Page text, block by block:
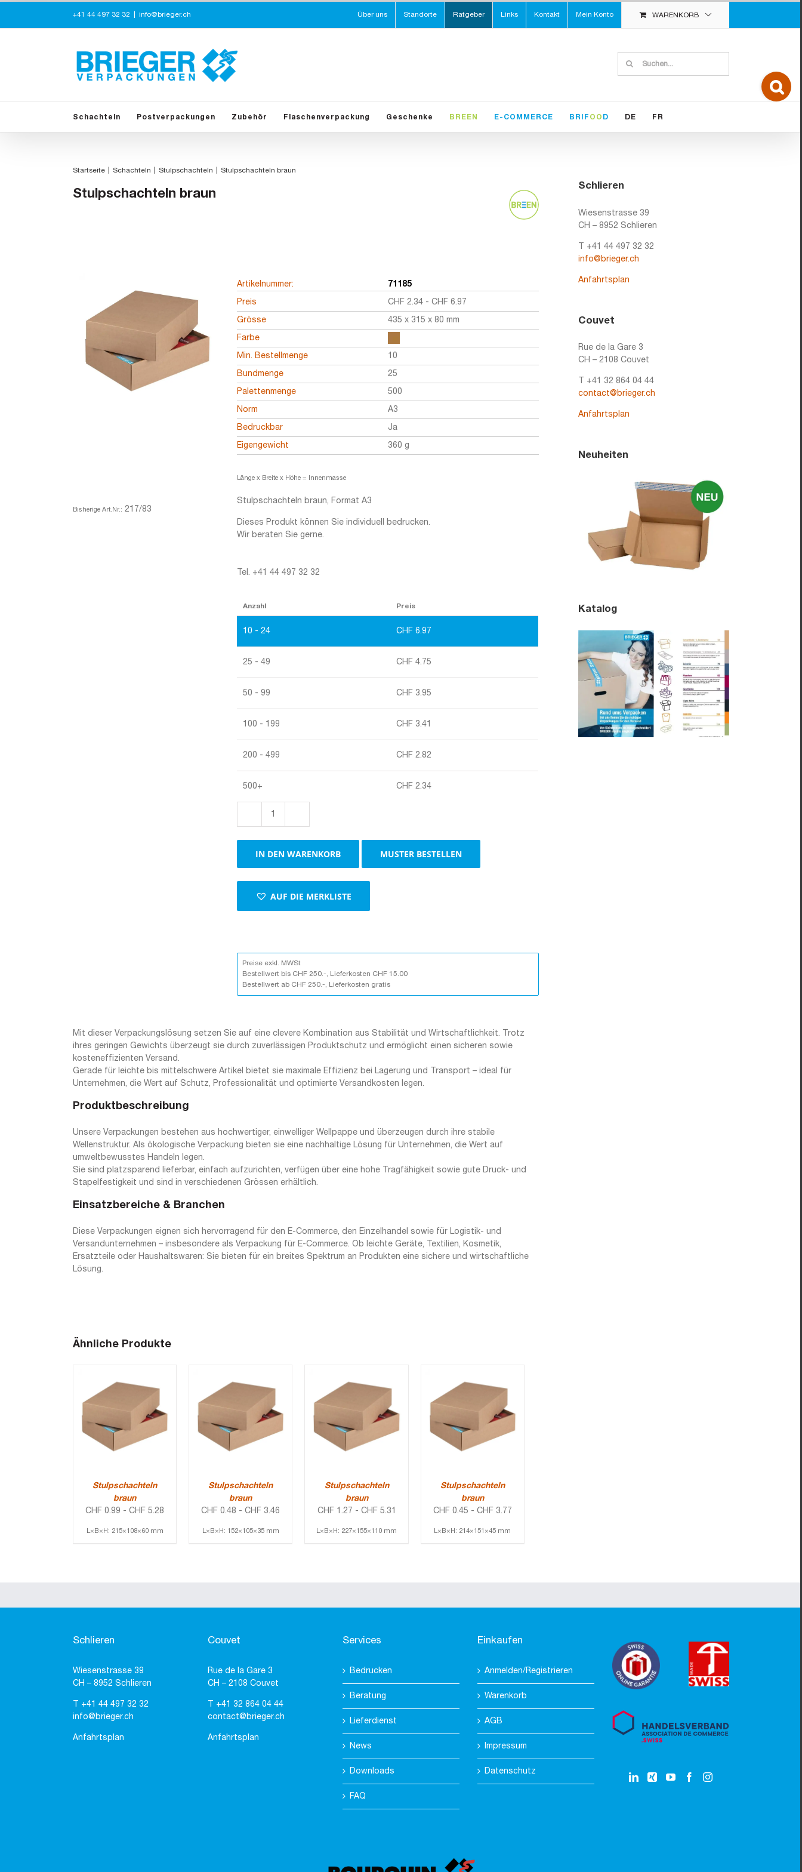
springen
+41 44 497 32 32 info@brieger.ch Über uns Standorte Ratgeber Links Kontakt Mein Konto WARENKORB
nach:
Schachteln Postverpackungen Zubehör Flaschenverpackung Geschenke BREEN E-COMMERCE BRIF OO D DE FR
Startseite Schachteln Stulpschachteln Stulpschachteln braun
Stulpschachteln braun
Bisherige Art.Nr.: 217/83
Artikelnummer: 71185
Preis CHF 2.34 -CHF 6.97
Grösse 435 x 315 x 80 mm
Farbe
Min. Bestellmenge 10
Bundmenge 25
Palettenmenge 500
Norm A3
Bedruckbar Ja
Eigengewicht 360 g
Länge x Breite x Höhe = Innenmasse
Stulpschachteln braun, Format A3
Dieses Produkt können Sie individuell bedrucken.
Wir beraten Sie gerne.
Tel. +41 44 497 32 32
Anzahl Preis
10 - 24 CHF 6.97
25 - 49 CHF 4.75
50 - 99 CHF 3.95
100 - 199 CHF 3.41
200 - 499 CHF 2.82
500+ CHF 2.34
IN DEN WARENKORB MUSTER BESTELLEN
AUF DIE MERKLISTE
Preise exkl. MWSt
Bestellwert bis CHF 250.-, Lieferkosten CHF 15.00
Bestellwert ab CHF 250.-, Lieferkosten gratis
Mit dieser Verpackungslösung setzen Sie auf eine clevere Kombination aus Stabilität und Wirtschaftlichkeit. Trotz
ihres geringen Gewichts überzeugt sie durch zuverlässigen Produktschutz und ermöglicht einen sicheren sowie
kosteneffizienten Versand.
Gerade für leichte bis mittelschwere Artikel bietet sie maximale Effizienz bei Lagerung und Transport – ideal für
Unternehmen, die Wert auf Schutz, Professionalität und optimierte Versandkosten legen.
Produktbeschreibung
Unsere Verpackungen bestehen aus hochwertiger, einwelliger Wellpappe und überzeugen durch ihre stabile
Wellenstruktur. Als ökologische Verpackung bieten sie eine nachhaltige Lösung für Unternehmen, die Wert auf
umweltbewusstes Handeln legen.
Sie sind platzsparend lieferbar, einfach aufzurichten, verfügen über eine hohe Tragfähigkeit sowie gute Druck- und
Stapelfestigkeit und sind in verschiedenen Grössen erhältlich.
Einsatzbereiche & Branchen
Diese Verpackungen eignen sich hervorragend für den E-Commerce, den Einzelhandel sowie für Logistik- und
Versandunternehmen – insbesondere als Verpackung für E-Commerce. Ob leichte Geräte, Textilien, Kosmetik,
Ersatzteile oder Haushaltswaren: Sie bieten für ein breites Spektrum an Produkten eine sichere und wirtschaftliche
Lösung.
Ähnliche Produkte
Stulpschachteln
braun
CHF 0.99 -CHF 5.28
L×B×H: 215×108×60 mm
Stulpschachteln
braun
CHF 0.48 -CHF 3.46
L×B×H: 152×105×35 mm
Stulpschachteln
braun
CHF 1.27 - CHF 5.31
L×B×H: 227×155×110 mm
Stulpschachteln
braun
CHF 0.45 - CHF 3.77
L×B×H: 214×151×45 mm
Schlieren
Wiesenstrasse 39
CH – 8952 Schlieren
T +41 44 497 32 32
info@brieger.ch
Anfahrtsplan
Couvet
Rue de la Gare 3
CH – 2108 Couvet
T +41 32 864 04 44
contact@brieger.ch
Anfahrtsplan
Neuheiten
Katalog
Schlieren
Wiesenstrasse 39
CH – 8952 Schlieren
+41 44 497 32 32
info@brieger.ch
Anfahrtsplan
Couvet
Rue de la Gare 3
CH – 2108 Couvet
+41 32 864 04 44
contact@brieger.ch
Anfahrtsplan
Services
Bedrucken
Beratung
Lieferdienst
News
Downloads
FAQ
Einkaufen
Anmelden/Registrieren
Warenkorb
AGB
Impressum
Datenschutz
Toggle
Sliding
Bar